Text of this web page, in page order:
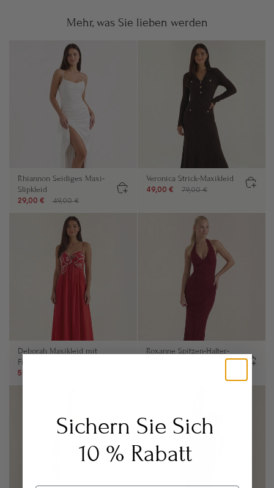
Mehr, was Sie lieben werden
Rhiannon Seidiges Maxi-
Slipkleid
29,00 € 49,00 €
Veronica Strick-Maxikleid
49,00 € 79,00 €
Deborah Maxikleid mit
Fischmotiv
59,00 €
Roxanne Spitzen-Halter-
Sichern Sie Sich
10 % Rabatt